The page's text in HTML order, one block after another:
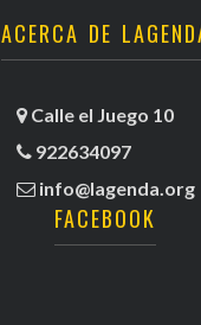
ACERCA DE
Calle el Juego 10
922634097
info@lagenda.org
FACEBOOK